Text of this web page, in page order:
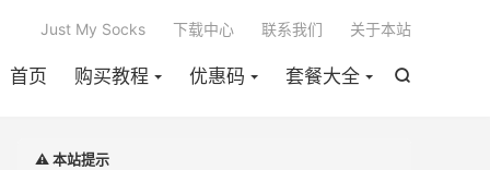

首页 购买教程 优惠码 套餐大全
Just My Socks 下载中心 联系我们 关于本站
⚠️ 本站提示